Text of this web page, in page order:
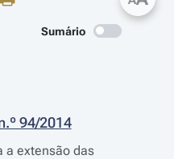
Sumário
94/2014
a extensão das